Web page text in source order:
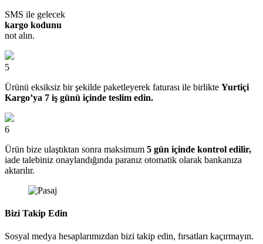
SMS ile gelecek
kargo kodunu
not alın.
5
Ürünü eksiksiz bir şekilde paketleyerek faturası ile birlikte Yurtiçi
Kargo’ya 7 iş günü içinde teslim edin.
6
Ürün bize ulaştıktan sonra maksimum 5 gün içinde kontrol edilir,
iade talebiniz onaylandığında paranız otomatik olarak bankanıza
aktarılır.
Bizi Takip Edin
Sosyal medya hesaplarımızdan bizi takip edin, fırsatları kaçırmayın.